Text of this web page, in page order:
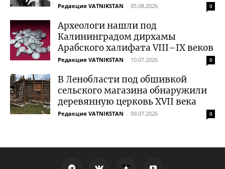
Редакция VATNIKSTAN - 05.08.2026 0
Археологи нашли под
Калининградом дирхамы
Арабского халифата VIII–IX веков
Редакция VATNIKSTAN - 10.07.2026 0
В Ленобласти под обшивкой
сельского магазина обнаружили
деревянную церковь XVII века
Редакция VATNIKSTAN - 09.07.2026 0